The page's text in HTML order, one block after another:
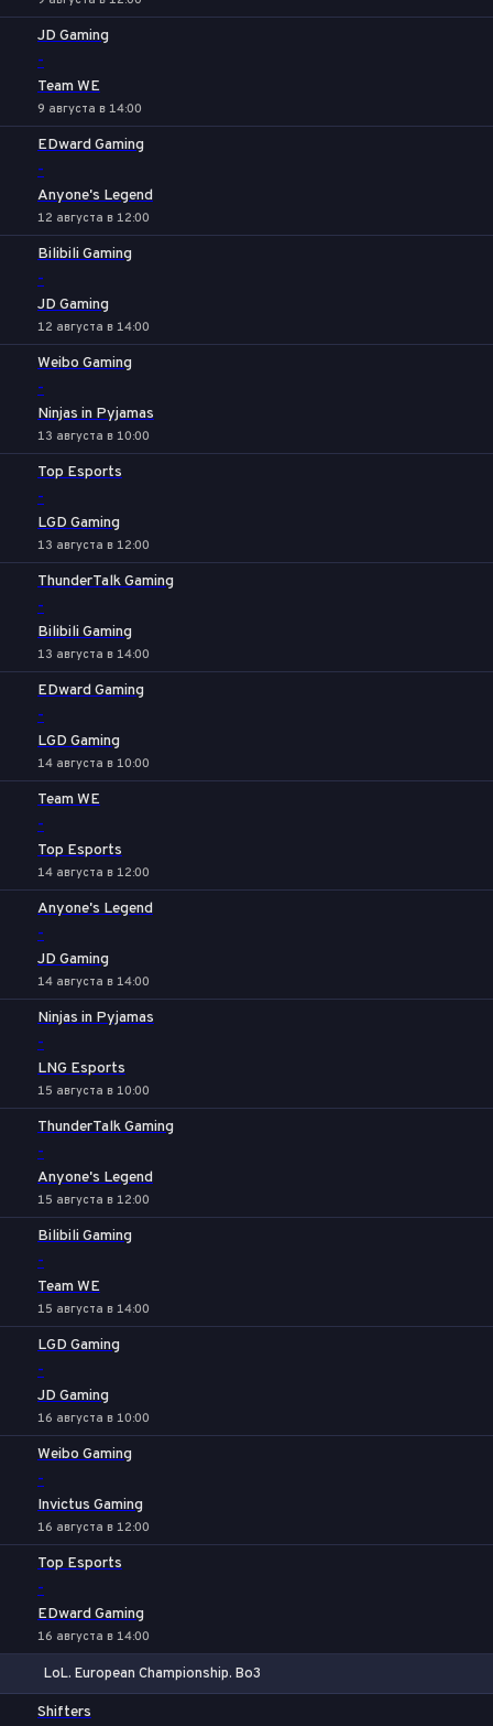
JD Gaming
-
Team WE
9 августа в 14:00
EDward Gaming
-
Anyone's Legend
12 августа в 12:00
Bilibili Gaming
-
JD Gaming
12 августа в 14:00
Weibo Gaming
-
Ninjas in Pyjamas
13 августа в 10:00
Top Esports
-
LGD Gaming
13 августа в 12:00
ThunderTalk Gaming
-
Bilibili Gaming
13 августа в 14:00
EDward Gaming
-
LGD Gaming
14 августа в 10:00
Team WE
-
Top Esports
14 августа в 12:00
Anyone's Legend
-
JD Gaming
14 августа в 14:00
Ninjas in Pyjamas
-
LNG Esports
15 августа в 10:00
ThunderTalk Gaming
-
Anyone's Legend
15 августа в 12:00
Bilibili Gaming
-
Team WE
15 августа в 14:00
LGD Gaming
-
JD Gaming
16 августа в 10:00
Weibo Gaming
-
Invictus Gaming
16 августа в 12:00
Top Esports
-
EDward Gaming
16 августа в 14:00
LoL. European Championship. Bo3
Shifters